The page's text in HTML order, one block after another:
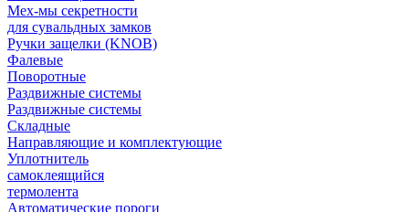
Мех-мы секретности
для сувальдных замков
Ручки защелки (KNOB)
Фалевые
Поворотные
Раздвижные системы
Раздвижные системы
Складные
Направляющие и комплектующие
Уплотнитель
самоклеящийся
термолента
Автоматические пороги